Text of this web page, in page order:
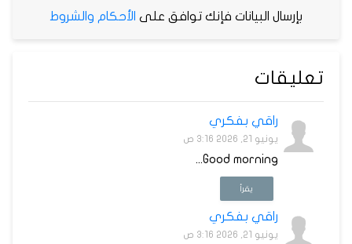
بإرسال البيانات فإنك توافق على الأحكام والشروط
تعليقات
راقي بفكري
يونيو 21, 2026 3:16 ص
Good morning...
يقرأ
راقي بفكري
يونيو 21, 2026 3:16 ص